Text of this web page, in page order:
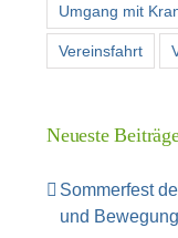
Umgang mit
Vereinsfahrt
Neueste
Sommerfest
und